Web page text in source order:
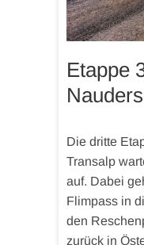
Etappe
Nauders
Die dritte
Transalp
auf. Dabei
Flimpass in
den
zurück in